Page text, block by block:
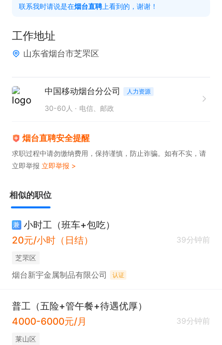
1、提供岗前培训、在岗技能提升培训、晋升管理技能
等培训，提供学习交流及晋升机会。
3、工资构成：社保+高绩效+业绩完成奖励，综合月
薪4500-8000元
有意者请主动投递简历，联系时请说烟台直聘上看到
的。
联系我时请说是在烟台直聘上看到的，谢谢！
工作地址
山东省烟台市芝罘区
中国移动烟台分公司 人力资源
30-60人 电信、邮政
烟台直聘安全提醒
求职过程中请勿缴纳费用，保持谨慎，防止诈骗。如有不实，请
立即举报 立即举报 >
相似的职位
兼 小时工（班车+包吃）
20元/小时（日结）
39分钟前
芝罘区
烟台新宇金属制品有限公司 认证
普工（五险+管午餐+待遇优厚）
4000-6000元/月
39分钟前
莱山区